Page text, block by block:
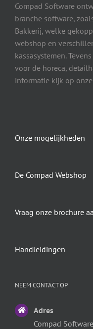
Compad Software
branche software,
Bakkerij, welke
webshop en
kassasystemen.
voor de horeca,
informatie kijk op
Onze mogelijkheden
De Compad Webshop
Vraag onze brochure
Handleidingen
NEEM CONTACT OP
Adres
Compad Software